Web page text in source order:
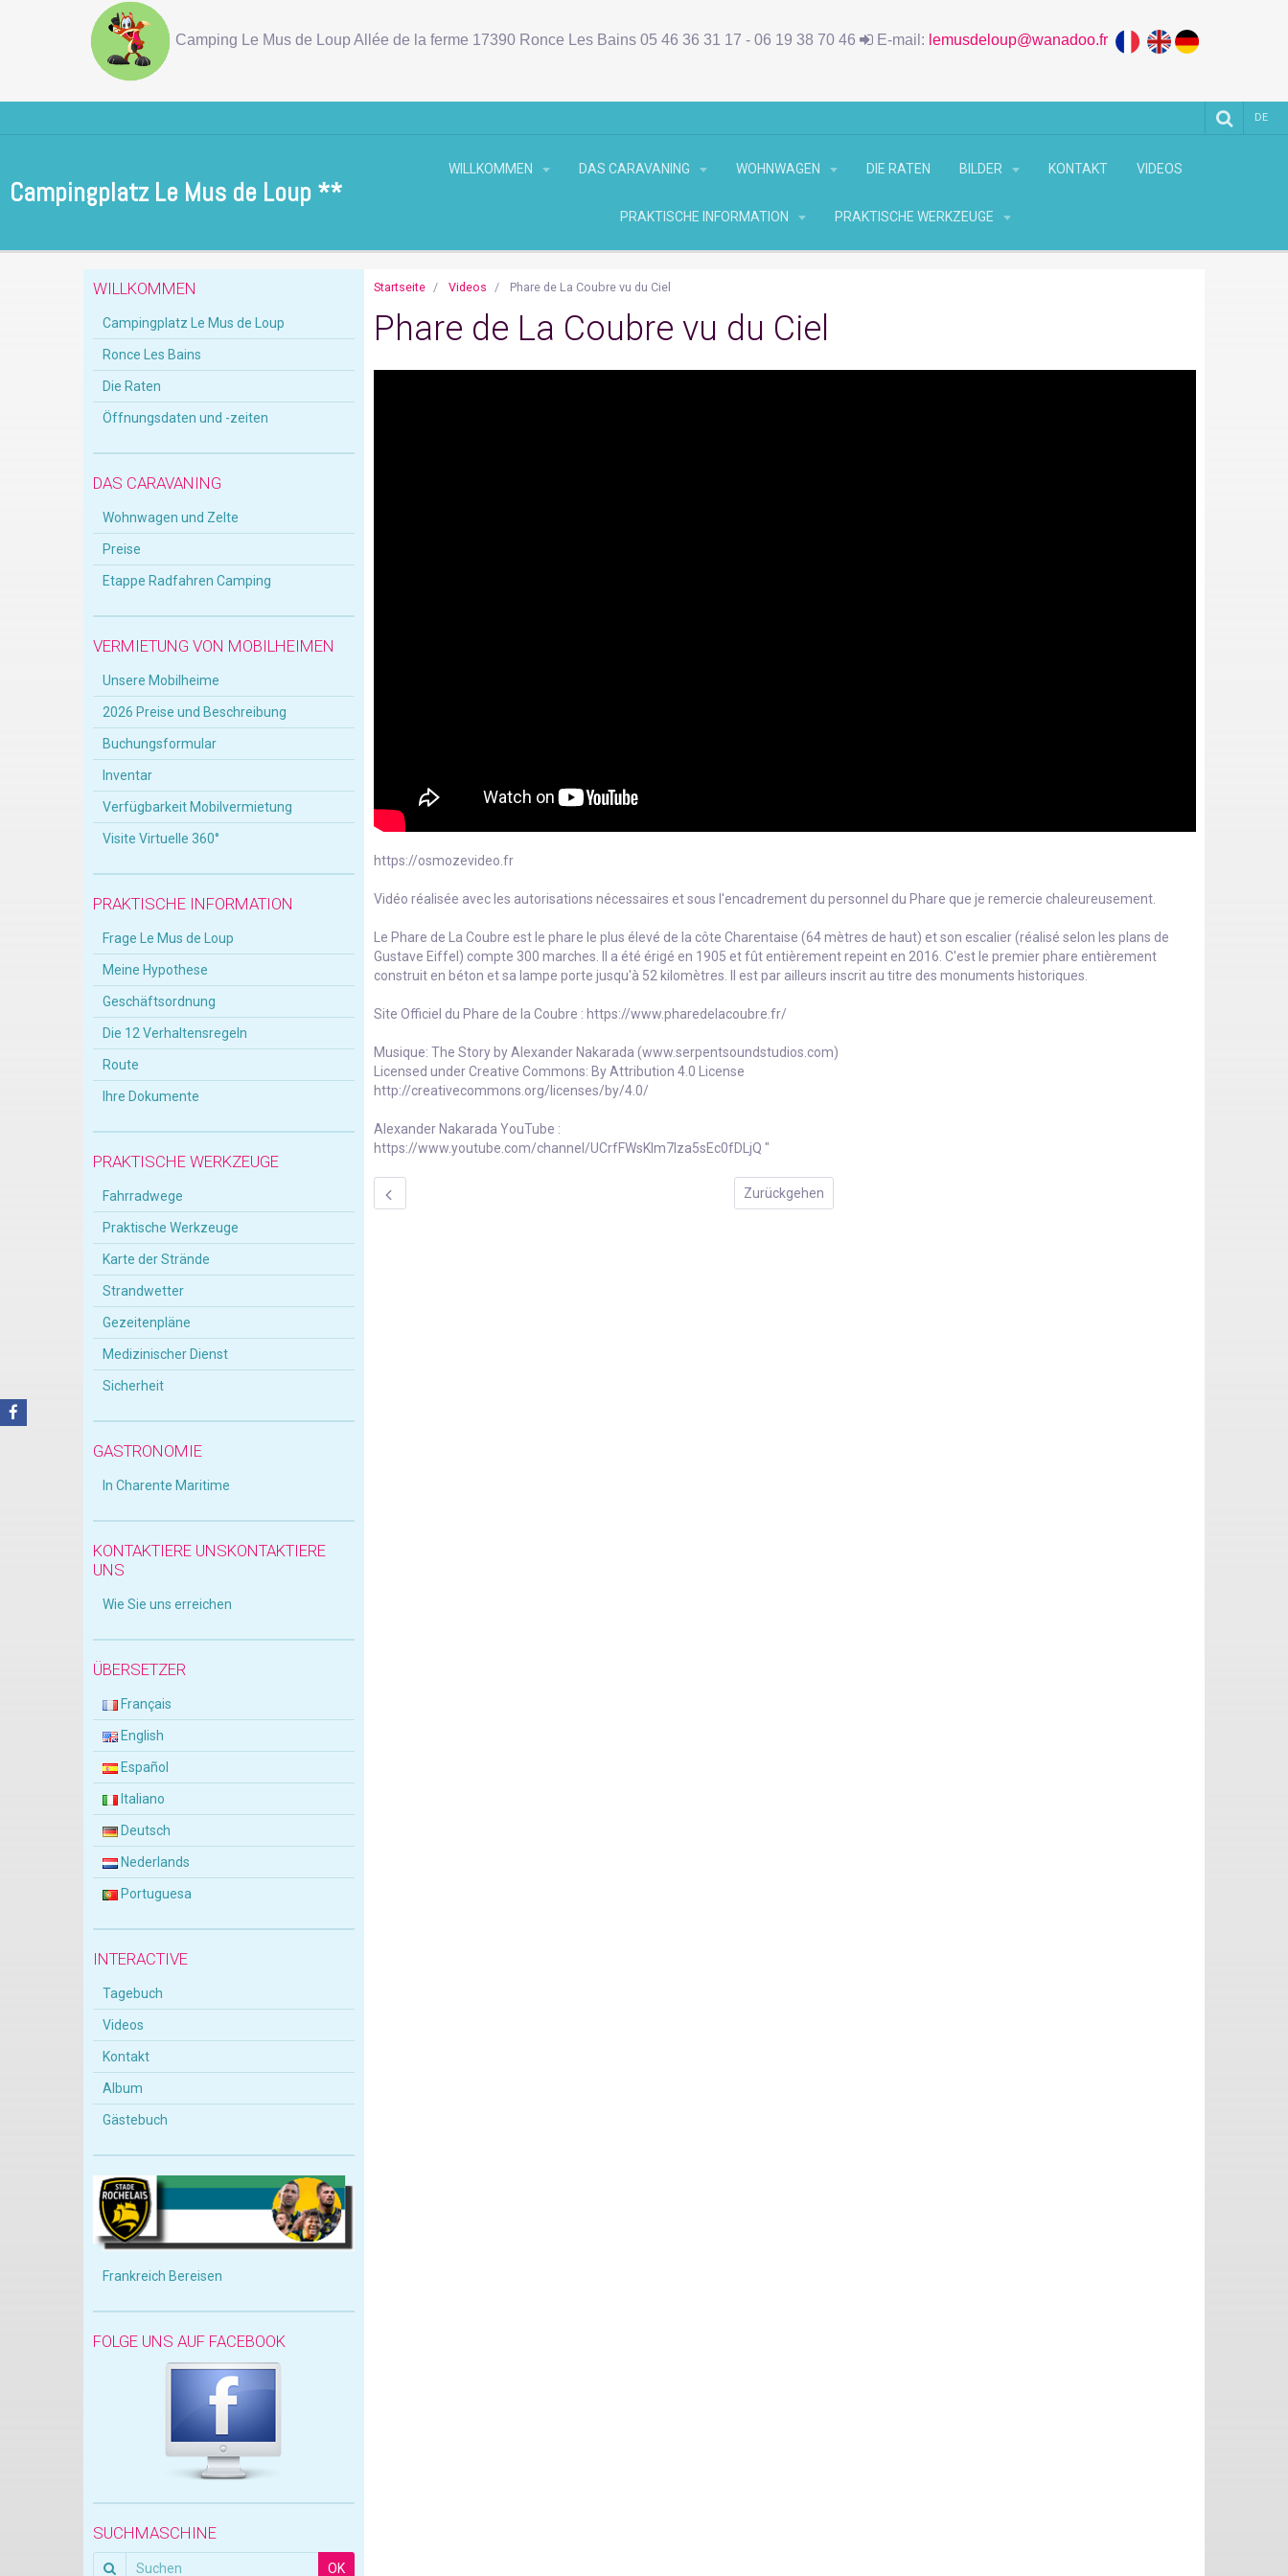
Camping Le Mus de Loup Allée de la ferme 17390 Ronce Les Bains 05 46 36 31 17 - 06 19 38 70 46 E-mail: lemusdeloup@wanadoo.fr
Campingplatz Le Mus de Loup **
WILLKOMMEN DAS CARAVANING WOHNWAGEN DIE RATEN BILDER KONTAKT VIDEOS
PRAKTISCHE INFORMATION PRAKTISCHE WERKZEUGE
DE
Startseite Videos Phare de La Coubre vu du Ciel
Phare de La Coubre vu du Ciel
https://osmozevideo.fr
Vidéo réalisée avec les autorisations nécessaires et sous l'encadrement du personnel du Phare que je remercie chaleureusement.
Le Phare de La Coubre est le phare le plus élevé de la côte Charentaise (64 mètres de haut) et son escalier (réalisé selon les plans de
Gustave Eiffel) compte 300 marches. Il a été érigé en 1905 et fût entièrement repeint en 2016. C'est le premier phare entièrement
construit en béton et sa lampe porte jusqu'à 52 kilomètres. Il est par ailleurs inscrit au titre des monuments historiques.
Site Officiel du Phare de la Coubre : https://www.pharedelacoubre.fr/
Musique: The Story by Alexander Nakarada (www.serpentsoundstudios.com)
Licensed under Creative Commons: By Attribution 4.0 License
http://creativecommons.org/licenses/by/4.0/
Alexander Nakarada YouTube :
https://www.youtube.com/channel/UCrfFWsKlm7Iza5sEc0fDLjQ "
Zurückgehen
WILLKOMMEN
Campingplatz Le Mus de Loup
Ronce Les Bains
Die Raten
Öffnungsdaten und -zeiten
DAS CARAVANING
Wohnwagen und Zelte
Preise
Etappe Radfahren Camping
VERMIETUNG VON MOBILHEIMEN
Unsere Mobilheime
2026 Preise und Beschreibung
Buchungsformular
Inventar
Verfügbarkeit Mobilvermietung
Visite Virtuelle 360°
PRAKTISCHE INFORMATION
Frage Le Mus de Loup
Meine Hypothese
Geschäftsordnung
Die 12 Verhaltensregeln
Route
Ihre Dokumente
PRAKTISCHE WERKZEUGE
Fahrradwege
Praktische Werkzeuge
Karte der Strände
Strandwetter
Gezeitenpläne
Medizinischer Dienst
Sicherheit
GASTRONOMIE
In Charente Maritime
KONTAKTIERE UNSKONTAKTIERE
UNS
Wie Sie uns erreichen
ÜBERSETZER
Français
English
Español
Italiano
Deutsch
Nederlands
Portuguesa
INTERACTIVE
Tagebuch
Videos
Kontakt
Album
Gästebuch
Frankreich Bereisen
FOLGE UNS AUF FACEBOOK
SUCHMASCHINE
OK